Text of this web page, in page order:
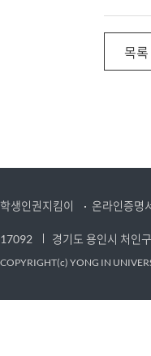
목록
학생인권지킴이 온라인증명
17092 경기도 용인시 처인
COPYRIGHT(c) YONG IN